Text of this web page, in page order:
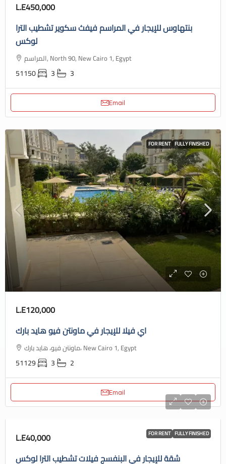
L.E450,000
بنتهاوس للإيجار في المراسم فيفث سكوير تشطيب الترا
لوكس
المراسم, North 90, New Cairo 1, Egypt
51150 3 3
Email
FOR RENT FULLY FINISHED
L.E120,000
اي فيلا للإيجار في ماونتن فيو هايد بارك
ماونتن فيو، هايد بارك، New Cairo 1, Egypt
51129 3 2
Email
FOR RENT FULLY FINISHED
L.E40,000
شقة للإيجار في البنفسج فيلات تشطيب الترا لوكس